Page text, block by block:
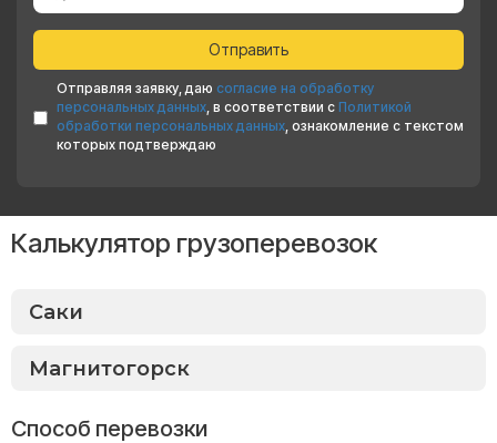
Отправляя заявку, даю согласие на обработку
персональных данных, в соответствии с Политикой
обработки персональных данных, ознакомление с текстом
которых подтверждаю
Калькулятор грузоперевозок
Способ перевозки